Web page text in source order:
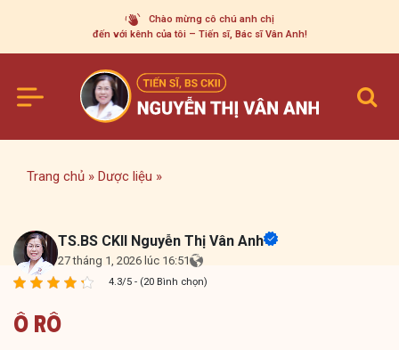
content
Chào mừng cô chú anh chị
đến với kênh của tôi – Tiến sĩ, Bác sĩ Vân Anh!
Trang chủ » Dược liệu »
TS.BS CKII Nguyễn Thị Vân Anh
27 tháng 1, 2026 lúc 16:51
4.3/5 - (20 Bình chọn)
Ô Rô